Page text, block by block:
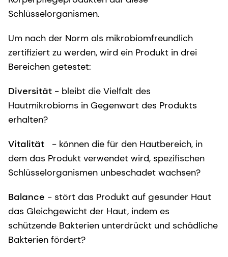
Schlüsselorganismen.
Um nach der Norm als mikrobiomfreundlich
zertifiziert zu werden, wird ein Produkt in drei
Bereichen getestet:
Diversität - bleibt die Vielfalt des
Hautmikrobioms in Gegenwart des Produkts
erhalten?
Vitalität
- können die für den Hautbereich, in
dem das Produkt verwendet wird, spezifischen
Schlüsselorganismen unbeschadet wachsen?
Balance - stört das Produkt auf gesunder Haut
das Gleichgewicht der Haut, indem es
schützende Bakterien unterdrückt und schädliche
Bakterien fördert?